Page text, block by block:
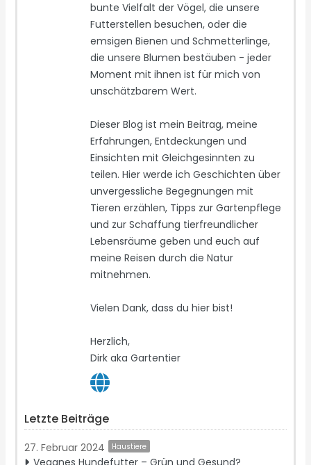
bunte Vielfalt der Vögel, die unsere
Futterstellen besuchen, oder die
emsigen Bienen und Schmetterlinge,
die unsere Blumen bestäuben - jeder
Moment mit ihnen ist für mich von
unschätzbarem Wert.
Dieser Blog ist mein Beitrag, meine
Erfahrungen, Entdeckungen und
Einsichten mit Gleichgesinnten zu
teilen. Hier werde ich Geschichten über
unvergessliche Begegnungen mit
Tieren erzählen, Tipps zur Gartenpflege
und zur Schaffung tierfreundlicher
Lebensräume geben und euch auf
meine Reisen durch die Natur
mitnehmen.
Vielen Dank, dass du hier bist!
Herzlich,
Dirk aka Gartentier
Letzte Beiträge
27. Februar 2024 Haustiere